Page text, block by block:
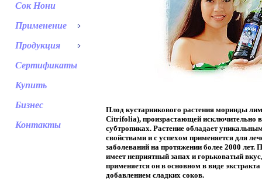
Сок Нони
Применение
Продукция
Сертификаты
Купить
Бизнес
Контакты
Плод кустарникового растения моринды
Citrifolia), произрастающей исключительно
субтропиках. Растение обладает
свойствами и с успехом применяется для
заболеваний на протяжении более 2000 лет.
имеет неприятный запах и горьковатый
применяется он в основном в виде
добавлением сладких соков.